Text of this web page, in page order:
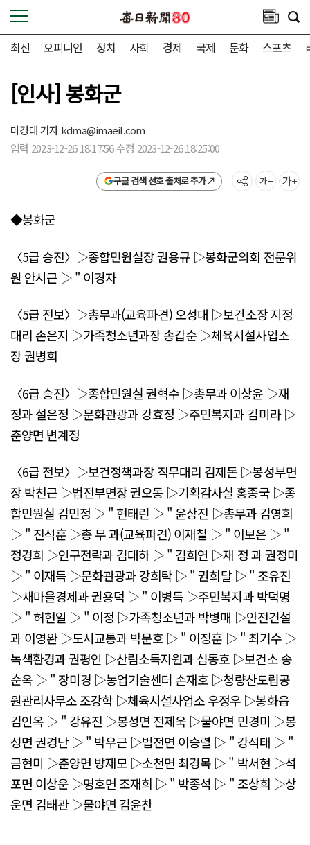
최신 오피니언 정치 사회 경제 국제 문화 스포츠
[인사] 봉화군
마경대 기자kdma@imaeil.com
입력 2023-12-26 18:17:56 수정 2023-12-26 18:25:00
구글 검색 선호 출처로 추가
◆봉화군
〈5급 승진〉▷종합민원실장 권용규 ▷봉화군의회 전문위
원 안시근 ▷ " 이경자
〈5급 전보〉▷총무과(교육파견) 오성대 ▷보건소장 지정
대리 손은지 ▷가족청소년과장 송갑순 ▷체육시설사업소
장 권병회
〈6급 승진〉▷종합민원실 권혁수 ▷총무과 이상윤 ▷재
정과 설은정 ▷문화관광과 강효정 ▷주민복지과 김미라 ▷
춘양면 변계정
〈6급 전보〉▷보건정책과장 직무대리 김제돈 ▷봉성부면
장 박천근 ▷법전부면장 권오동 ▷기획감사실 홍종국 ▷종
합민원실 김민정 ▷ " 현태린 ▷ " 윤상진 ▷총무과 김영희
▷ " 진석훈 ▷총 무 과(교육파견) 이재철 ▷ " 이보은 ▷ "
정경희 ▷인구전략과 김대하 ▷ " 김희연 ▷재 정 과 권정미
▷ " 이재득 ▷문화관광과 강희탁 ▷ " 권희달 ▷ " 조유진
▷새마을경제과 권용덕 ▷ " 이병득 ▷주민복지과 박덕명
▷ " 허현일 ▷ " 이정 ▷가족청소년과 박병매 ▷안전건설
과 이영완 ▷도시교통과 박문호 ▷ " 이정훈 ▷ " 최기수 ▷
녹색환경과 권평인 ▷산림소득자원과 심동호 ▷보건소 송
순옥 ▷ " 장미경 ▷농업기술센터 손재호 ▷청량산도립공
원관리사무소 조강학 ▷체육시설사업소 우정우 ▷봉화읍
김인옥 ▷ " 강유진 ▷봉성면 전제욱 ▷물야면 민경미 ▷봉
성면 권경난 ▷ " 박우근 ▷법전면 이승렬 ▷ " 강석태 ▷ "
금현미 ▷춘양면 방재모 ▷소천면 최경목 ▷ " 박서현 ▷석
포면 이상운 ▷명호면 조재희 ▷ " 박종석 ▷ " 조상희 ▷상
운면 김태관 ▷물야면 김윤찬